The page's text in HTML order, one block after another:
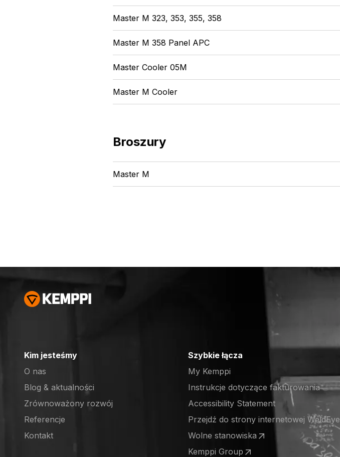
Master M 323, 353, 355, 358
Master M 358 Panel APC
Master Cooler 05M
Master M Cooler
Broszury
Master M
Kim jesteśmy
O nas
Blog & aktualności
Zrównoważony rozwój
Referencje
Kontakt
Szybkie łącza
My Kemppi
Instrukcje dotyczące fakturowania
Accessibility Statement
Przejdź do strony internetowej WeldEye
(opens in a new tab)
Wolne stanowiska
(opens in a new tab)
Kemppi Group